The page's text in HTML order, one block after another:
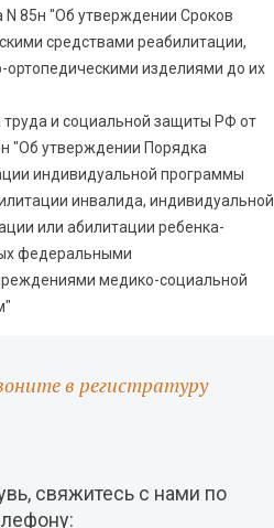
N 85н "Об утверждении Сроков
средствами реабилитации,
ортопедическими изделиями до их
труда и социальной защиты РФ от
"Об утверждении Порядка
индивидуальной программы
инвалида, индивидуальной
или абилитации ребенка-
федеральными
медико-социальной
в регистратуру
свяжитесь с нами по